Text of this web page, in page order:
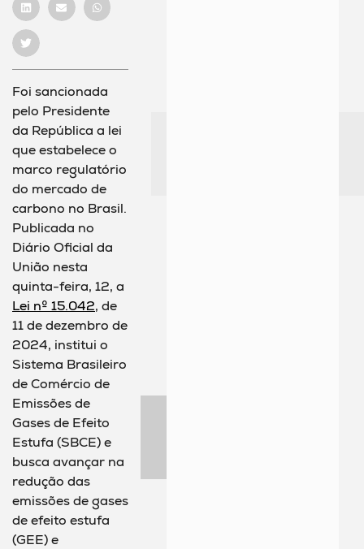
Foi sancionada
pelo Presidente
da República a lei
que estabelece o
marco regulatório
do mercado de
carbono no Brasil.
Publicada no
Diário Oficial da
União nesta
quinta-feira, 12, a
Lei nº 15.042, de
11 de dezembro de
2024, institui o
Sistema Brasileiro
de Comércio de
Emissões de
Gases de Efeito
Estufa (SBCE) e
busca avançar na
redução das
emissões de gases
de efeito estufa
(GEE) e